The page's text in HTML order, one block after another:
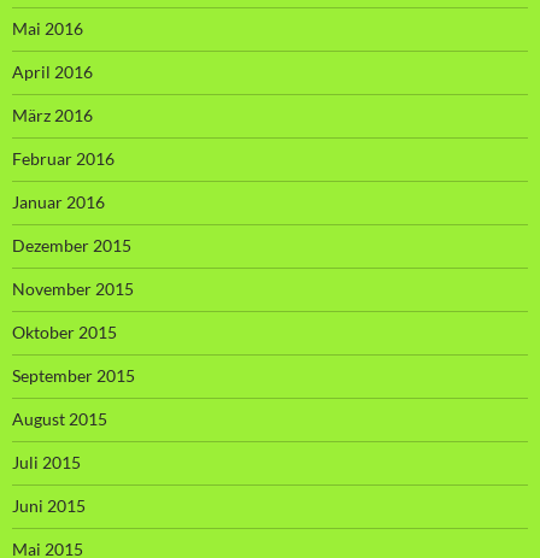
Mai 2016
April 2016
März 2016
Februar 2016
Januar 2016
Dezember 2015
November 2015
Oktober 2015
September 2015
August 2015
Juli 2015
Juni 2015
Mai 2015